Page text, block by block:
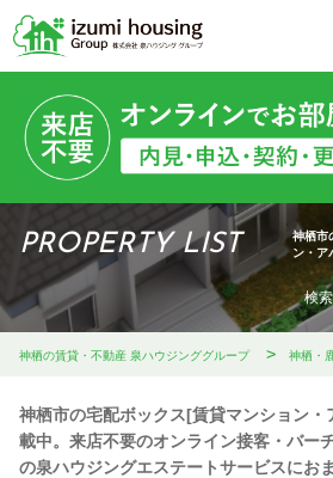
PROPERTY LIST
神栖市
ン・ア
検
神栖の賃貸・不動産 泉ハウジンググループ 神栖・
神栖市の宅配ボックス[賃貸マンション
載中。来店不要のオンライン接客・バー
の泉ハウジングエステートサービスにお